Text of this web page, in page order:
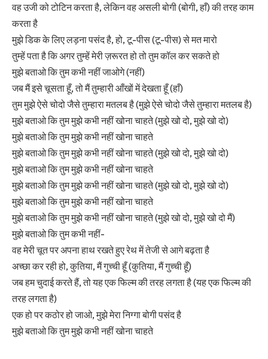
वह उजी को टोटिन करता है, लेकिन वह असली बोगी (बोगी, हाँ) की तरह काम
करता है
मुझे डिक के लिए लड़ना पसंद है, हो, टू-पीस (टू-पीस) से मत मारो
तुम्हें पता है कि अगर तुम्हें मेरी ज़रूरत हो तो तुम कॉल कर सकते हो
मुझे बताओ कि तुम कभी नहीं जाओगे (नहीं)
जब मैं इसे चूसता हूँ, तो मैं तुम्हारी आँखों में देखता हूँ (हाँ)
तुम मुझे ऐसे चोदो जैसे तुम्हारा मतलब है (मुझे ऐसे चोदो जैसे तुम्हारा मतलब है)
मुझे बताओ कि तुम मुझे कभी नहीं खोना चाहते (मुझे खो दो, मुझे खो दो)
मुझे बताओ कि तुम मुझे कभी नहीं खोना चाहते
मुझे बताओ कि तुम मुझे कभी नहीं खोना चाहते (मुझे खो दो, मुझे खो दो)
मुझे बताओ कि तुम मुझे कभी नहीं खोना चाहते
मुझे बताओ कि तुम मुझे कभी नहीं खोना चाहते (मुझे खो दो, मुझे खो दो)
मुझे बताओ कि तुम मुझे कभी नहीं खोना चाहते
मुझे बताओ कि तुम मुझे कभी नहीं खोना चाहते (मुझे खो दो, मुझे खो दो मैं)
मुझे बताओ कि तुम कभी नहीं-
वह मेरी चूत पर अपना हाथ रखते हुए रेथ में तेजी से आगे बढ़ता है
अच्छा कर रही हो, कुतिया, मैं गुच्ची हूँ (कुतिया, मैं गुच्ची हूँ)
जब हम चुदाई करते हैं, तो यह एक फिल्म की तरह लगता है (यह एक फिल्म की
तरह लगता है)
एक हो पर कठोर हो जाओ, मुझे मेरा निग्गा बोगी पसंद है
मुझे बताओ कि तुम मुझे कभी नहीं खोना चाहते